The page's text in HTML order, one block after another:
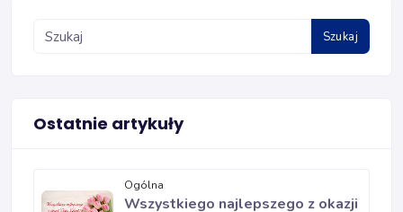
Szukaj
Ostatnie artykuły
Ogólna
Wszystkiego najlepszego z okazji